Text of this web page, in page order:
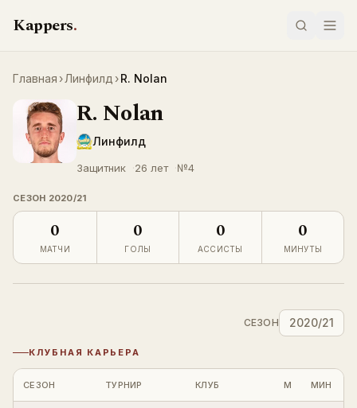
Kappers.
Войти Регистрация
Главная ›Линфилд ›R. Nolan
R. Nolan
Линфилд
Защитник 26 лет №4
СЕЗОН 2020/21
0
МАТЧИ
0
ГОЛЫ
0
АССИСТЫ
0
МИНУТЫ
СЕЗОН 2020/21
КЛУБНАЯ КАРЬЕРА
Статистика по клубным сезонам и турнирам
СЕЗОН ТУРНИР КЛУБ М МИН